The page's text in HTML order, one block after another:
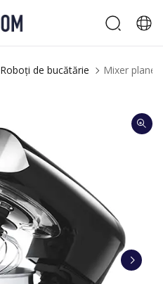
Roboți de bucătărie Mixer